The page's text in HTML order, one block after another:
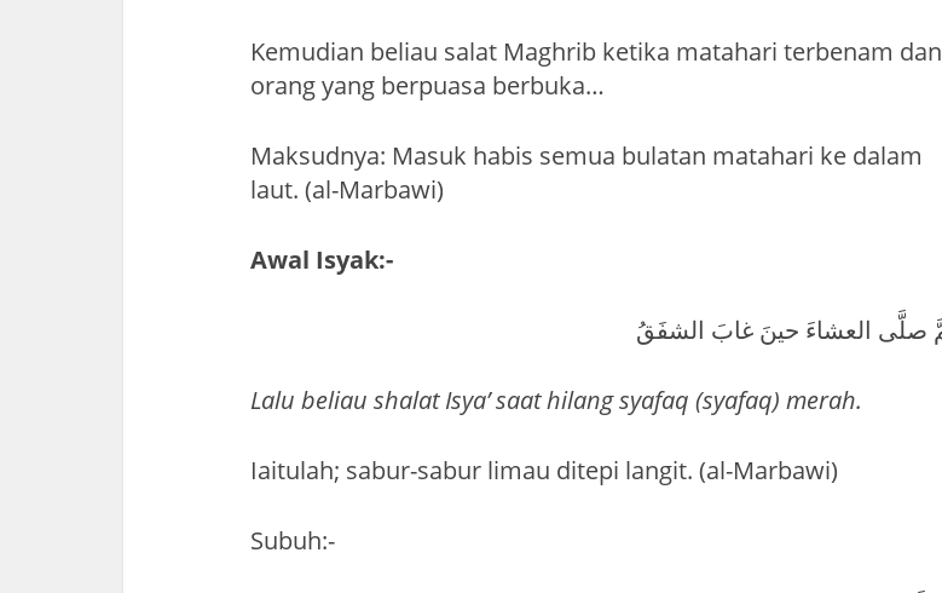
Kemudian beliau salat Maghrib ketika matahari terbenam dan
orang yang berpuasa berbuka…
Maksudnya: Masuk habis semua bulatan matahari ke dalam
laut. (al-Marbawi)
Awal Isyak:-
Lalu beliau shalat Isya’ saat hilang syafaq (syafaq) merah.
Iaitulah; sabur-sabur limau ditepi langit. (al-Marbawi)
Subuh:-